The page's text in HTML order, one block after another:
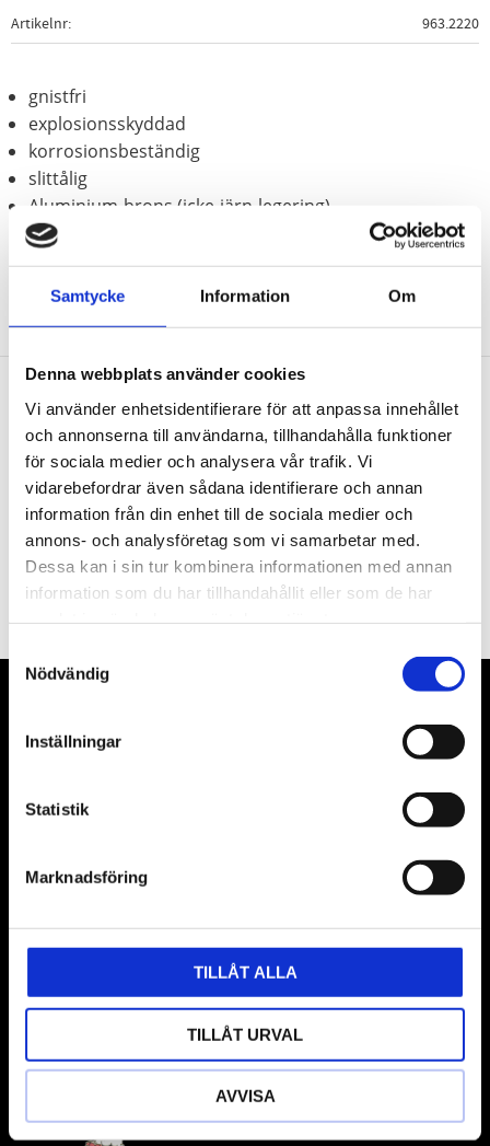
Samtycke Information Om
Denna webbplats använder cookies
Vi använder enhetsidentifierare för att anpassa innehållet
och annonserna till användarna, tillhandahålla funktioner
för sociala medier och analysera vår trafik. Vi
vidarebefordrar även sådana identifierare och annan
information från din enhet till de sociala medier och
annons- och analysföretag som vi samarbetar med.
Dessa kan i sin tur kombinera informationen med annan
information som du har tillhandahållit eller som de har
Nödvändig
Inställningar
Statistik
Marknadsföring
TILLÅT ALLA
TILLÅT URVAL
AVVISA
Artikelnr 963.2220
gnistfri
explosionsskyddad
korrosionsbeständig
slittålig
Aluminium-brons (icke-järn-legering)
Nyhetsbrev
PRENUMERERA
Dina personuppgifter behandlas i enlighet med vårintegritetspolicy
Våra främsta leverantörer är KS Tools verktyg, ATH billyftar
& däckmaskiner och Master luftmaskiner. Kontakta oss
gärna om vad som helst då vi gör vårt yttersta för att hjälpa